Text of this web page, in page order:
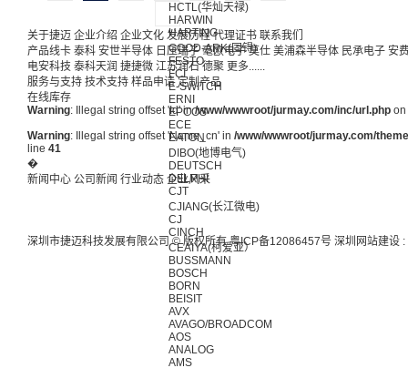
HCTL(华灿天禄)
HARWIN
HARTING
GOOD-ARK(固锝)
FESTO
FCI
E-SWITCH
ERNI
EPCOS
ECE
EATON
DIBO(地博电气)
DEUTSCH
DELPHI
CJT
CJIANG(长江微电)
CJ
CINCH
CEAIYA(柯爱亚）
BUSSMANN
BOSCH
BORN
BEISIT
AVX
AVAGO/BROADCOM
AOS
ANALOG
AMS
关于捷迈 企业介绍 企业文化 发展历程 代理证书 联系我们
产品线卡 泰科 安世半导体 日压瑞子 毫欧电子 莫仕 美浦森半导体 民承电子 安
电安科技 泰科天润 捷捷微 江苏润石 德聚 更多......
服务与支持 技术支持 样品申请 定制产品
在线库存
Warning: Illegal string offset 'Id' in/www/wwwroot/jurmay.com/inc/url.php
Warning: Illegal string offset 'Name_cn' in /www/wwwroot/jurmay.com/
line 41
�
新闻中心 公司新闻 行业动态 企业风采
深圳市捷迈科技发展有限公司 © 版权所有 粤ICP备12086457号 深圳网站建设 :